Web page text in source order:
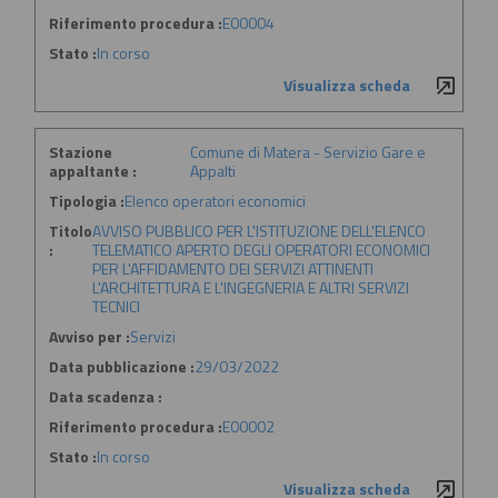
Riferimento procedura :E00004
Stato :In corso
Visualizza scheda
Stazione
appaltante :
Comune di Matera - Servizio Gare e
Appalti
Tipologia :Elenco operatori economici
Titolo
:
AVVISO PUBBLICO PER L'ISTITUZIONE DELL'ELENCO
TELEMATICO APERTO DEGLI OPERATORI ECONOMICI
PER L'AFFIDAMENTO DEI SERVIZI ATTINENTI
L'ARCHITETTURA E L'INGEGNERIA E ALTRI SERVIZI
TECNICI
Avviso per :Servizi
Data pubblicazione :29/03/2022
Data scadenza :
Riferimento procedura :E00002
Stato :In corso
Visualizza scheda